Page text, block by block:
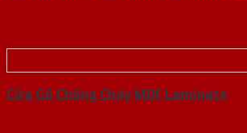
Cửa Gỗ Chống Cháy MDF Laminate